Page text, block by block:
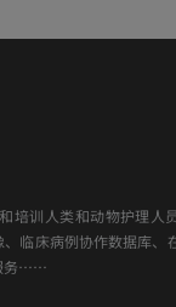
培训人类和动物护理人
临床病例协作数据库、
务……